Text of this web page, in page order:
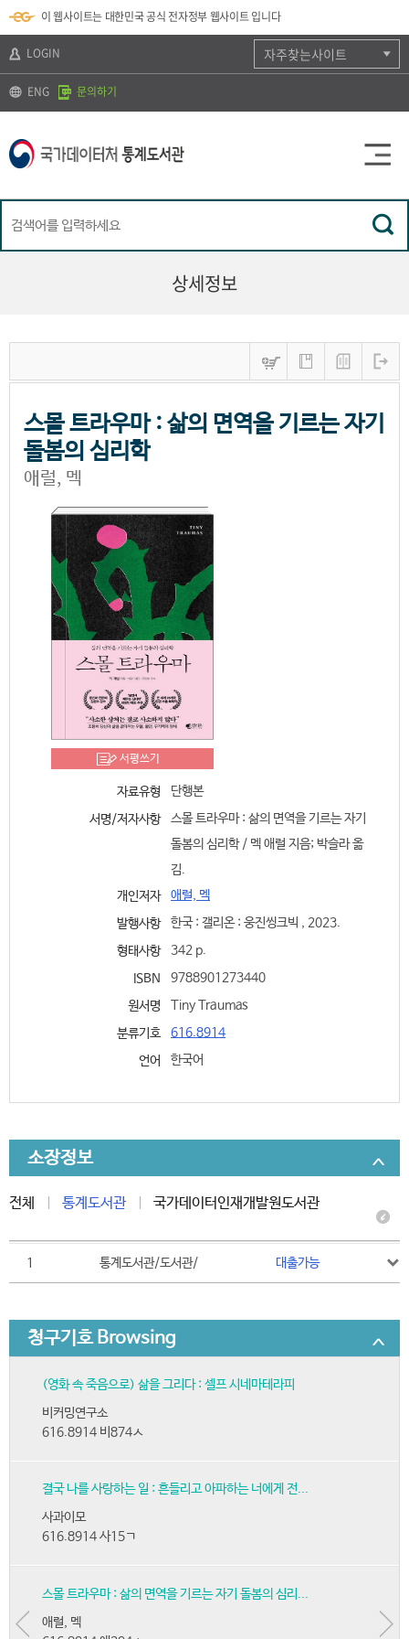
바
로
기
가
기
k
t
)
바
로
기
보
바
가
기
이 웹사이트는 대한민국 공식 전자정부 웹사이트 입니다
LOGIN
ENG 문의하기
자주찾는사이트
상세정보
스몰 트라우마 : 삶의 면역을 기르는 자기
돌봄의 심리학
애럴, 멕
서평쓰기
자료유형
단행본
서명/저자사항
스몰 트라우마 : 삶의 면역을 기르는 자기
돌봄의 심리학 / 멕 애럴 지음; 박슬라 옮
김.
개인저자
애럴, 멕
발행사항
한국 : 갤리온 : 웅진씽크빅 , 2023.
형태사항
342 p.
ISBN
9788901273440
원서명
Tiny Traumas
분류기호
616.8914
언어
한국어
소장정보
전체 통계도서관 국가데이터인재개발원도서관
1 통계도서관/도서관/ 대출가능
청구기호 Browsing
(영화 속 죽음으로) 삶을 그리다 : 셀프 시네마테라피
비커밍연구소
616.8914 비874ㅅ
결국 나를 사랑하는 일 : 흔들리고 아파하는 너에게 전...
사과이모
616.8914 사15ㄱ
스몰 트라우마 : 삶의 면역을 기르는 자기 돌봄의 심리...
애럴, 멕